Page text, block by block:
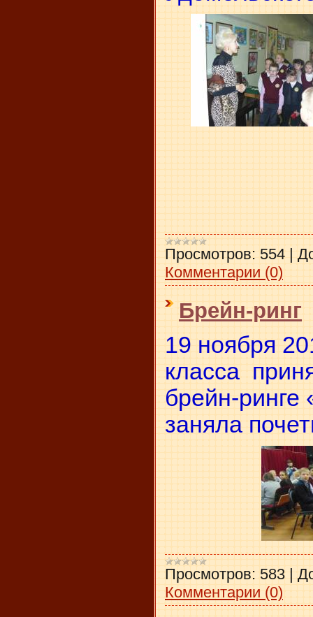
Просмотров: 554 |
Комментарии (0)
Брейн-ринг
19 ноября
класса
брейн-ринге
заняла
Просмотров: 583 |
Комментарии (0)